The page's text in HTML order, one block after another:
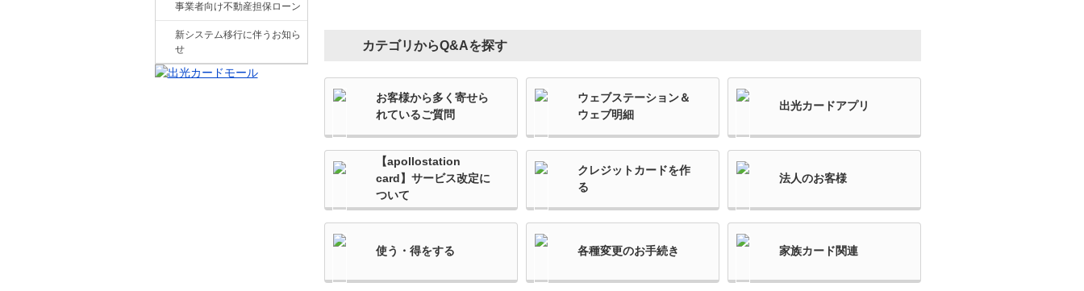
事業者向け不動産担保ローン
新システム移行に伴うお知ら
せ
カテゴリからQ&Aを探す
お客様から多く寄せら
れているご質問
ウェブステーション＆
ウェブ明細
出光カードアプリ
【apollostation
card】サービス改定に
ついて
クレジットカードを作
る
法人のお客様
使う・得をする 各種変更のお手続き 家族カード関連